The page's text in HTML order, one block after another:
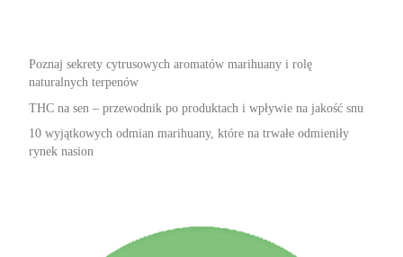
Poznaj sekrety cytrusowych aromatów marihuany i rolę
naturalnych terpenów
THC na sen – przewodnik po produktach i wpływie na jakość snu
10 wyjątkowych odmian marihuany, które na trwałe odmieniły
rynek nasion